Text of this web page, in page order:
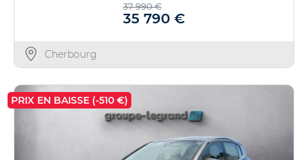
37 990 €
35 790 €
Cherbourg
PRIX EN BAISSE (-510 €)